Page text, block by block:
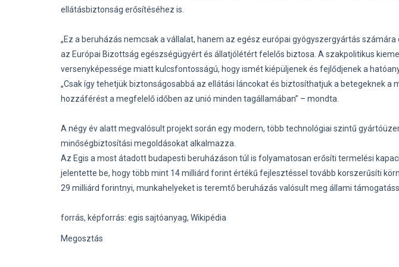
ellátásbiztonság erősítéséhez is.
„Ez a beruházás nemcsak a vállalat, hanem az egész európai gyógyszergyártás
az Európai Bizottság egészségügyért és állatjólétért felelős biztosa. A szakpolitikus
versenyképessége miatt kulcsfontosságú, hogy ismét kiépüljenek és fejlődjenek a
„Csak így tehetjük biztonságosabbá az ellátási láncokat és biztosíthatjuk a betegeknek a
hozzáférést a megfelelő időben az unió minden tagállamában” – mondta.
A négy év alatt megvalósult projekt során egy modern, több technológiai szintű
minőségbiztosítási megoldásokat alkalmazza.
Az Egis a most átadott budapesti beruházáson túl is folyamatosan erősíti termelési
jelentette be, hogy több mint 14 milliárd forint értékű fejlesztéssel tovább korszerűsíti
29 milliárd forintnyi, munkahelyeket is teremtő beruházás valósult meg állami
forrás, képforrás: egis sajtóanyag, Wikipédia
Megosztás